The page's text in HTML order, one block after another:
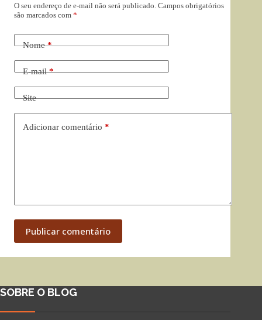
O seu endereço de e-mail não será publicado. Campos obrigatórios
são marcados com *
Nome*
E-mail*
Site
Adicionar comentário *
Publicar comentário
SOBRE O BLOG